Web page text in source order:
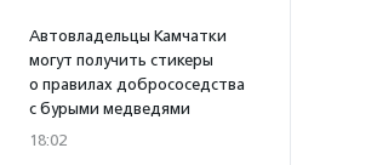
Автовладельцы Камчатки
могут получить стикеры
о правилах добрососедства
с бурыми медведями
18:02